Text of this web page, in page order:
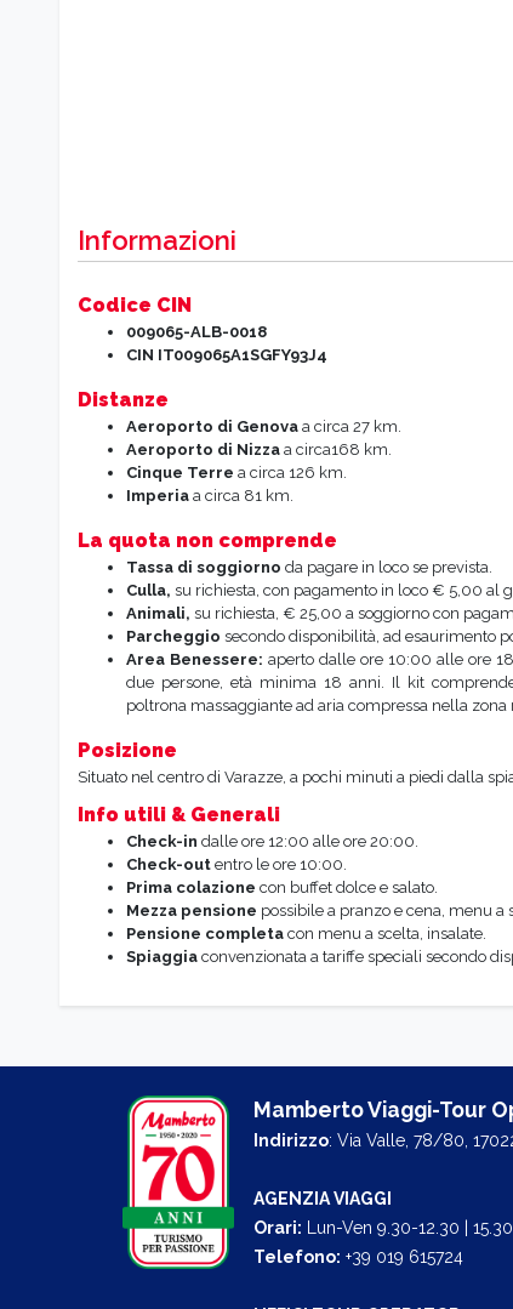
Informazioni
Codice CIN
009065-ALB-0018
CIN IT009065A1SGFY93J4
Distanze
Aeroporto di Genovaa circa 27 km.
Aeroporto di Nizzaa circa168 km.
Cinque Terre a circa 126 km.
Imperiaa circa 81 km.
La quota non comprende
Tassa di soggiorno da pagare in loco se prevista.
Culla, su richiesta, con pagamento in loco € 5,00 al
Animali, su richiesta, € 25,00 a soggiorno con
Parcheggio secondo disponibilità, ad esaurimento
Area Benessere: aperto dalle ore 10:00 alle ore
due persone, età minima 18 anni. Il kit
poltrona massaggiante ad aria compressa nella
Posizione
Situato nel centro di Varazze, a pochi minuti a piedi dalla
Info utili & Generali
Check-in dalle ore 12:00 alle ore 20:00.
Check-outentro le ore 10:00.
Prima colazione con buffet dolce e salato.
Mezza pensione possibile a pranzo e cena, menu a
Pensione completacon menu a scelta, insalate.
Spiaggiaconvenzionata a tariffe speciali secondo
Mamberto Viaggi-Tour
Indirizzo: Via Valle, 78/80,
AGENZIA VIAGGI
Orari: Lun-Ven 9.30-12.30 |
Telefono: +39 019 615724